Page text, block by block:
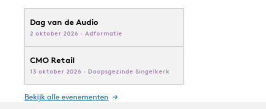
Dag van de Audio
2 oktober 2026 · Adformatie
CMO Retail
13 oktober 2026 · Doopsgezinde Singelkerk
Bekijk alle evenementen